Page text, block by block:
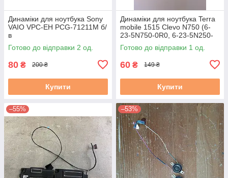
Динаміки для ноутбука Sony
VAIO VPC-EH PCG-71211M б/
в
Готово до відправки 2 од.
80 ₴ 200 ₴
Купити
Динаміки для ноутбука Terra
mobile 1515 Clevo N750 (6-
23-5N750-0R0, 6-23-5N250-
1L2) б/в
Готово до відправки 1 од.
60 ₴ 149 ₴
Купити
–55% –53%